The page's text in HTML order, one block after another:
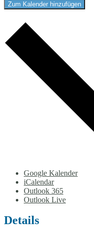
Zum Kalender hinzufügen
Google Kalender
iCalendar
Outlook 365
Outlook Live
Details